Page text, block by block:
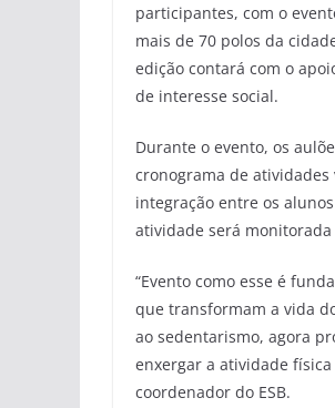
participantes, com o
mais de 70 polos da
edição contará com o
de interesse social.
Durante o evento, os
cronograma de
integração entre os
atividade será
“Evento como esse é
que transformam a vida
ao sedentarismo, agora
enxergar a atividade
coordenador do ESB.